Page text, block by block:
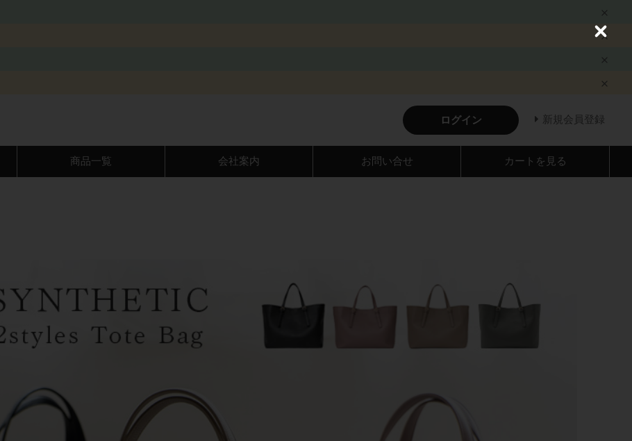
ログイン 新規会員登録
商品一覧 会社案内 お問い合せ カートを見る
C
o
e